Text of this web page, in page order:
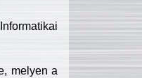
melyen a